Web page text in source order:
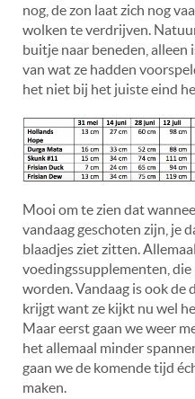
nog, de zon laat zich nog
wolken te verdrijven.
buitje naar beneden,
van wat ze hadden
het niet bij het juiste eind
Mooi om te zien dat
vandaag geschoten zijn, je
blaadjes ziet zitten.
voedingssupplementen, die
worden. Vandaag is ook de
krijgt want ze kijkt nu wel
Maar eerst gaan we weer
het allemaal minder
gaan we de komende tijd
maken.